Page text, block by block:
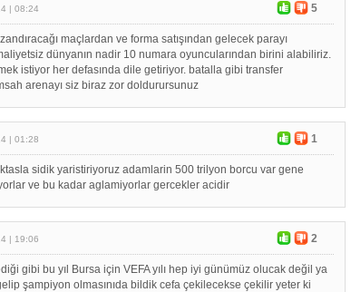
| 08:24 5
maçlardan ve forma satışından gelecek parayı
dünyanın nadir 10 numara oyuncularından birini alabiliriz.
istiyor her defasında dile getiriyor. batalla gibi transfer
arenayı siz biraz zor doldurursunuz
| 01:28 1
sidik yaristiriyoruz adamlarin 500 trilyon borcu var gene
ve bu kadar aglamiyorlar gercekler acidir
| 19:06 2
gibi bu yıl Bursa için VEFA yılı hep iyi günümüz olucak değil ya
şampiyon olmasınıda bildik cefa çekilecekse çekilir yeter ki